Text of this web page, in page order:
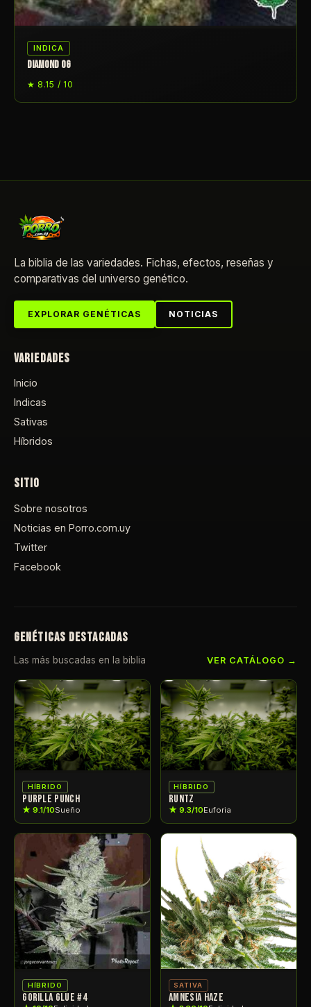
INDICA
DIAMOND OG
★ 8.15 / 10
La biblia de las variedades. Fichas, efectos, reseñas y
comparativas del universo genético.
EXPLORAR GENÉTICAS NOTICIAS
VARIEDADES
Inicio
Indicas
Sativas
Híbridos
SITIO
Sobre nosotros
Noticias en Porro.com.uy
Twitter
Facebook
GENÉTICAS DESTACADAS
Las más buscadas en la biblia VER CATÁLOGO →
HÍBRIDO
PURPLE PUNCH
★ 9.1/10Sueño
HÍBRIDO
RUNTZ
★ 9.3/10Euforia
HÍBRIDO
GORILLA GLUE #4
SATIVA
AMNESIA HAZE